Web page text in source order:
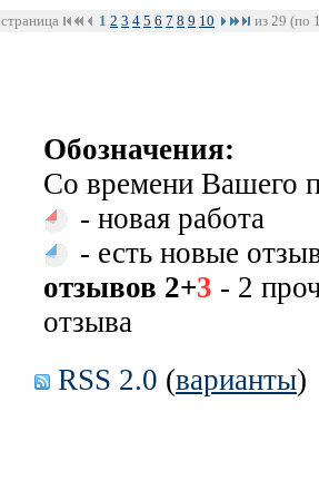
страница 1 2 3 4 5 6 7 8 9 10 из 29 (по
Обозначения:
Со времени Вашего
- новая работа
- есть новые
отзывов 2+3 - 2
отзыва
RSS 2.0 (варианты)